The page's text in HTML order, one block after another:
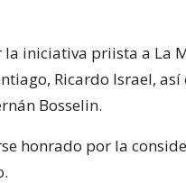
iniciativa priista a La
Ricardo Israel, así
Bosselin.
honrado por la